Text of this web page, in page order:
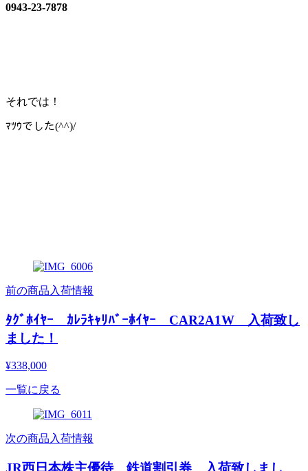
0943-23-7878
それでは！
ﾏﾂｳでした(^^)/
前の商品入荷情報
ﾀｸﾞﾎｲﾔｰ ｶﾚﾗｷｬﾘﾊﾞｰﾎｲﾔｰ CAR2A1W 入荷致し
ました！
¥338,000
一覧に戻る
次の商品入荷情報
JR西日本株主優待 鉄道割引券 入荷致しまし